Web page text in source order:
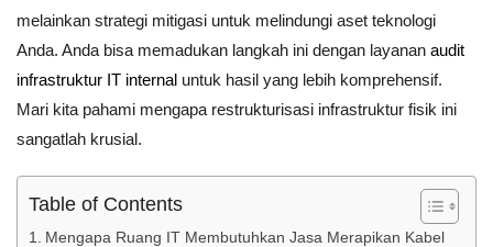
melainkan strategi mitigasi untuk melindungi aset teknologi
Anda. Anda bisa memadukan langkah ini dengan layanan audit
infrastruktur IT internal untuk hasil yang lebih komprehensif.
Mari kita pahami mengapa restrukturisasi infrastruktur fisik ini
sangatlah krusial.
Table of Contents
Mengapa Ruang IT Membutuhkan Jasa Merapikan Kabel